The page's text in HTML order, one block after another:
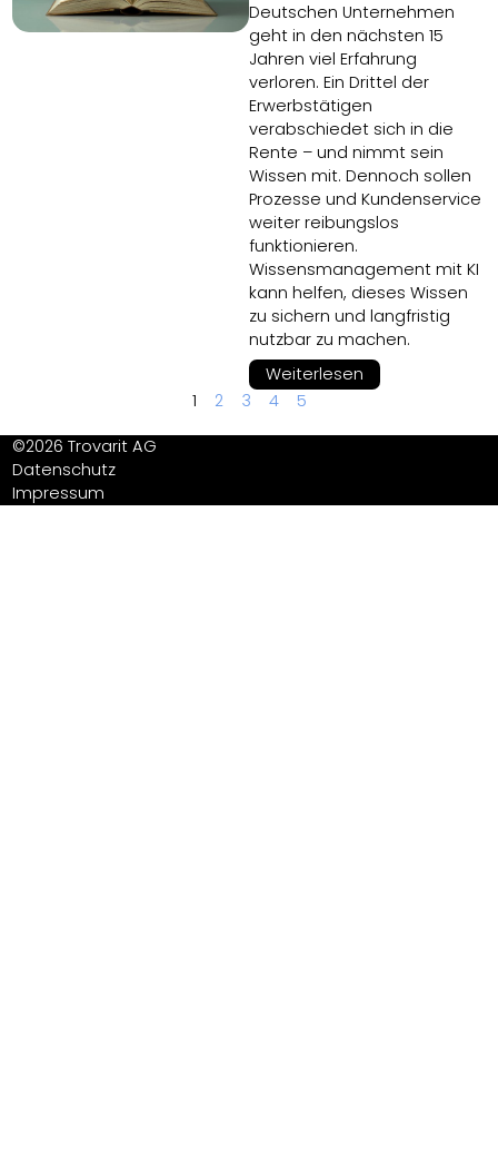
Deutschen Unternehmen
geht in den nächsten 15
Jahren viel Erfahrung
verloren. Ein Drittel der
Erwerbstätigen
verabschiedet sich in die
Rente – und nimmt sein
Wissen mit. Dennoch sollen
Prozesse und Kundenservice
weiter reibungslos
funktionieren.
Wissensmanagement mit KI
kann helfen, dieses Wissen
zu sichern und langfristig
nutzbar zu machen.
Weiterlesen
1
2 3 4 5
©2026 Trovarit AG
Datenschutz
Impressum